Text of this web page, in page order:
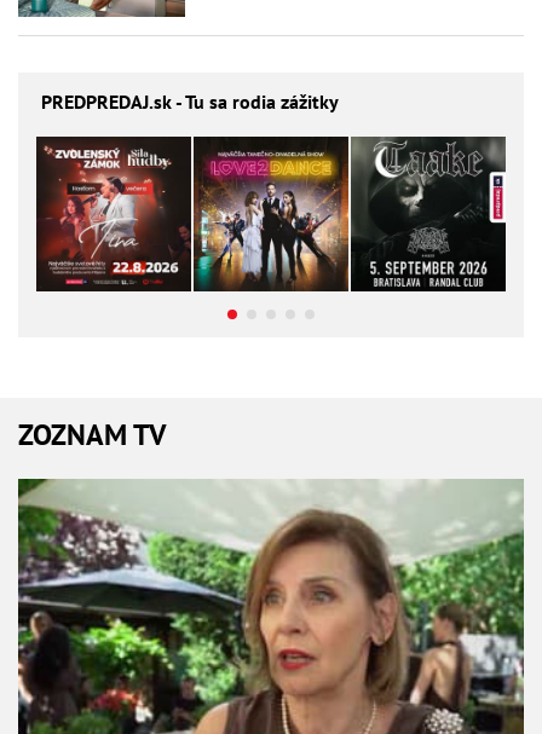
PREDPREDAJ.sk - Tu sa rodia zážitky
ZOZNAM TV